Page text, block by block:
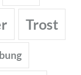
Trost